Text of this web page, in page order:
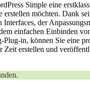
Simple eine
erstellen möchten. Dank
Interfaces, der
einfachen Einbinden
Plug-in, können Sie eine
Zeit erstellen und